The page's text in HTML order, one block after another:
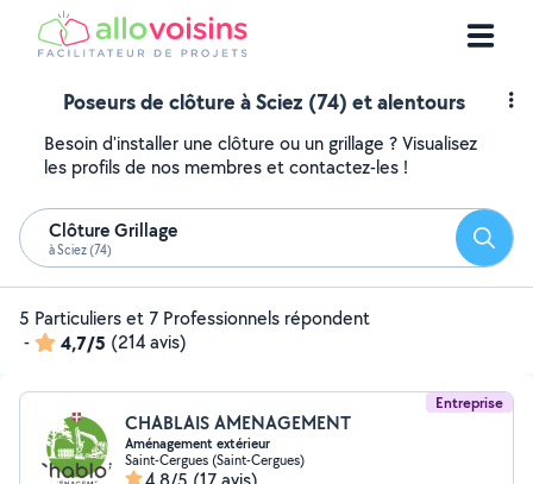
Poseurs de clôture à Sciez (74) et alentours
Besoin d'installer une clôture ou un grillage ? Visualisez
les profils de nos membres et contactez-les !
Clôture Grillage
à Sciez (74)
5 Particuliers et 7 Professionnels répondent
-
4,7/5 (214 avis)
Entreprise
CHABLAIS AMENAGEMENT
Aménagement extérieur
Saint-Cergues (Saint-Cergues)